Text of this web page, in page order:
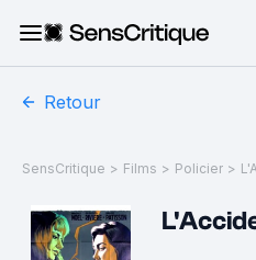
Retour
SensCritique > Films > Policier >